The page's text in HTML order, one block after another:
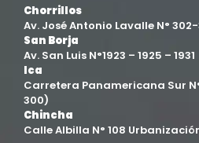
Facultad de Ingenierías
Filial Chincha
Filial Ica
Ingeniería agroindustrial
Chorrillos
Av. José Antonio Lavalle N°
San Borja
Av. San Luis N°1923 – 1925 – 1931
Ica
Carretera Panamericana Sur N°
300)
Chincha
Calle Albilla N° 108